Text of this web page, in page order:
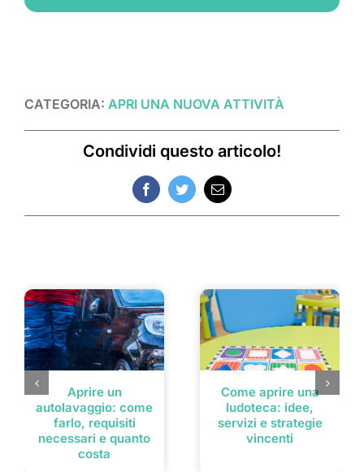
CATEGORIA: APRI UNA NUOVA ATTIVITÀ
Condividi questo articolo!
FacebookTwitterEmail
Aprire un
autolavaggio: come
farlo, requisiti
necessari e quanto
costa
Come aprire una
ludoteca: idee,
servizi e strategie
vincenti